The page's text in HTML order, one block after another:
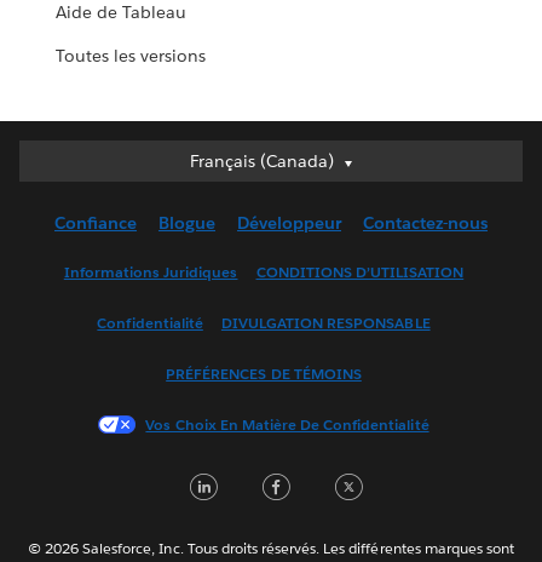
Aide de Tableau
Toutes les versions
Français (Canada)
Français (Canada)
English (UK)
Italiano
Nederlands
Svenska
Confiance Blogue Développeur Contactez-nous
Informations Juridiques CONDITIONS D’UTILISATION
Confidentialité DIVULGATION RESPONSABLE
PRÉFÉRENCES DE TÉMOINS
Vos Choix En Matière De Confidentialité
LinkedInFacebook
© 2026 Salesforce, Inc. Tous droits réservés. Les différentes marques sont